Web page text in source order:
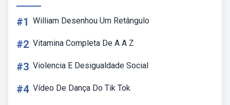
#1 William Desenhou Um Retângulo
#2 Vitamina Completa De A A Z
#3 Violencia E Desigualdade Social
#4 Vídeo De Dança Do Tik Tok